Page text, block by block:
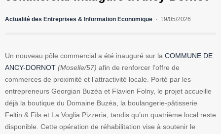
Actualité des Entreprises & Information Economique 19/05/2026
Un nouveau pôle commercial a été inauguré sur la COMMUNE DE
ANCY-DORNOT (Moselle/57) afin de renforcer l’offre de
commerces de proximité et l’attractivité locale. Porté par les
entrepreneurs Georgian Buzéa et Flavien Folny, le projet accueille
déjà la boutique du Domaine Buzéa, la boulangerie-pâtisserie
Feltin & Fils et La Voglia Pizzeria, tandis qu’un quatrième local reste
disponible. Cette opération de réhabilitation vise à soutenir le